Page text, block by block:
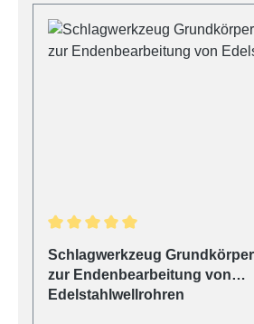
Schlagwerkzeug Grundkörper
zur Endenbearbeitung von
Edelstahlwellrohren